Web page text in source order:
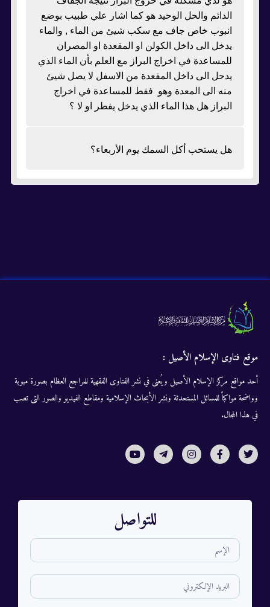
الدائم والحل الوحيد هو كما اشار علي طبيب بوضع
انبوب خاص جاف مع سكب شيئ من الماء , والماء
يدخل الى داخل الكولن او المقعدة او المصران
للمساعدة في اخراج البراز مع العلم بأن الماء الذي
يدحل الى داخل المقعدة من الاسفل لا يصل شيئ
منه الى المعدة وهو فقط للمساعدة في اخراج
البراز هل هذا الماء الذي يدخل يفطر او لا ؟
هل يستحب أكل السمك يوم الأربعاء؟
موقع فتاوى الإسلام الأصيل :
أحد مواقع مركز الإسلام الأصيل ويُعنى في نشر الفتاوى الفقهية للمراجع العظام بصورة مبوبة
وواضحة مواكباً للمسائل المستحدثة ونشر الأبحاث الإسلامية ومقاطع الفيديو والصور التى تصب
في هذا المجال.
للتواصل